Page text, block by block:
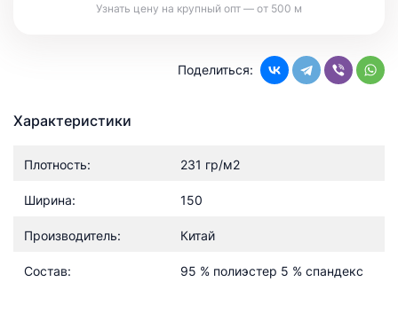
Узнать цену на крупный опт — от 500 м
Поделиться:
Характеристики
Плотность: 231 гр/м2
Ширина: 150
Производитель: Китай
Состав: 95 % полиэстер 5 % спандекс